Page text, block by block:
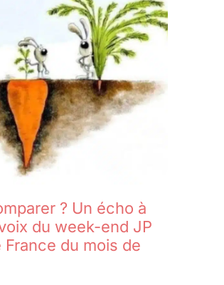
? Un écho à
du week-end JP
France du mois de